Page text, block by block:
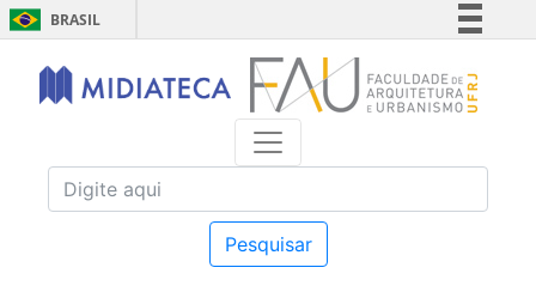
BRASIL
Simplifique!
Comunica BR
Acesso à informação
Pesquisar